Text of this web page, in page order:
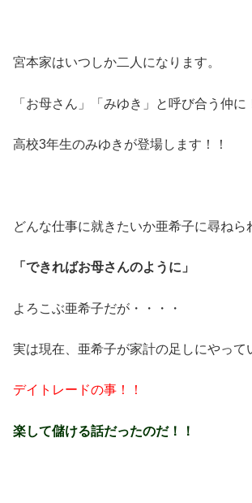
宮本家はいつしか二人になります。
「お母さん」「みゆき」と呼び合う仲に
高校3年生のみゆきが登場します！！
どんな仕事に就きたいか亜希子に尋ねら
「できればお母さんのように」
よろこぶ亜希子だが・・・・
実は現在、亜希子が家計の足しにやって
デイトレードの事！！
楽して儲ける話だったのだ！！